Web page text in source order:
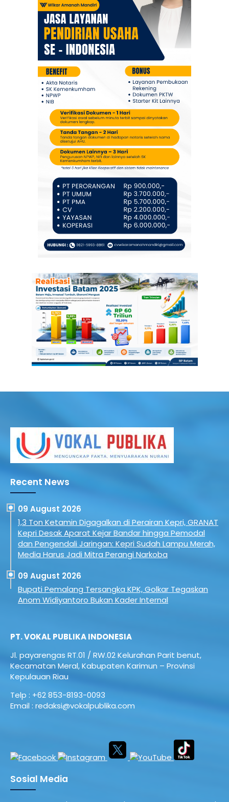
Recent News
09 August 2026
1,3 Ton Ketamin Digagalkan di Perairan Kepri, GRANAT
Kepri Desak Aparat Kejar Bandar hingga Pemodal
dan Pengendali Jaringan: Kepri Sudah Lampu Merah,
Media Harus Jadi Mitra Perangi Narkoba
09 August 2026
Bupati Pemalang Tersangka KPK, Golkar Tegaskan
Anom Widiyantoro Bukan Kader Internal
PT. VOKAL PUBLIKA INDONESIA
Jl. payarengas RT.01 / RW.02Kelurahan Parit benut,
Kecamatan Meral,Kabupaten Karimun – Provinsi
Kepulauan Riau
Telp : +62 853-8193-0093
Email : redaksi@vokalpublika.com
Sosial Media